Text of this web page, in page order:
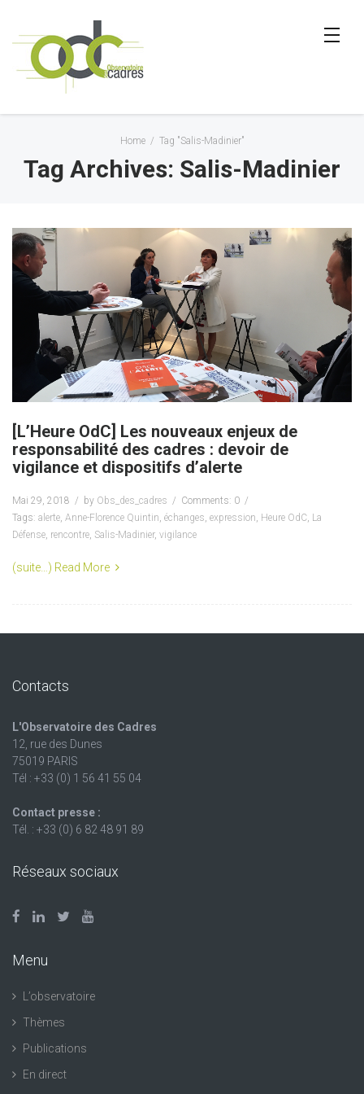
Home / Tag "Salis-Madinier"
Tag Archives: Salis-Madinier
[L’Heure OdC] Les nouveaux enjeux de
responsabilité des cadres : devoir de
vigilance et dispositifs d’alerte
Mai 29, 2018 by Obs_des_cadres
Comments: 0
Tags: alerte, Anne-Florence Quintin, échanges, expression, Heure OdC, La
Défense, rencontre, Salis-Madinier, vigilance
(suite…) Read More
Contacts
L'Observatoire des Cadres
12, rue des Dunes
75019 PARIS
Tél : +33 (0) 1 56 41 55 04
Contact presse :
Tél. : +33 (0) 6 82 48 91 89
Réseaux sociaux
Menu
L’observatoire
Thèmes
Publications
En direct